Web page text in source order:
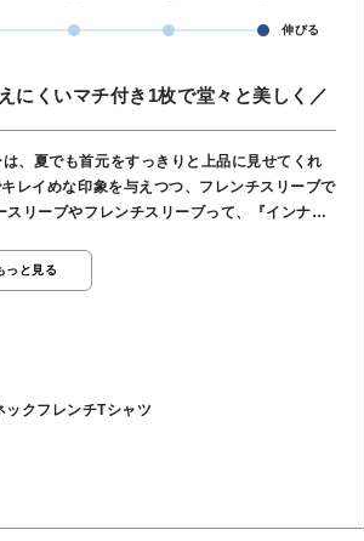
伸びる
にくいマチ付き1枚で堂々と美しく／
、夏でも首元をすっきりと上品に見せてくれ
で、手を上げたり動いたりしても、下着が見
はカットソーのラクさでありながら、ブラウ
※ジャケットやカーディガンのインナーとし
くれます。 ★着丈 59cm ★身幅
っと見る
ックフレンチTシャツ